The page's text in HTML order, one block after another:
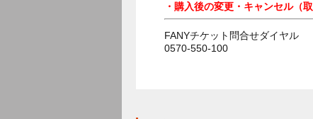
・購入後の変更・キャンセル（
FANYチケット問合せダイヤル
0570-550-100